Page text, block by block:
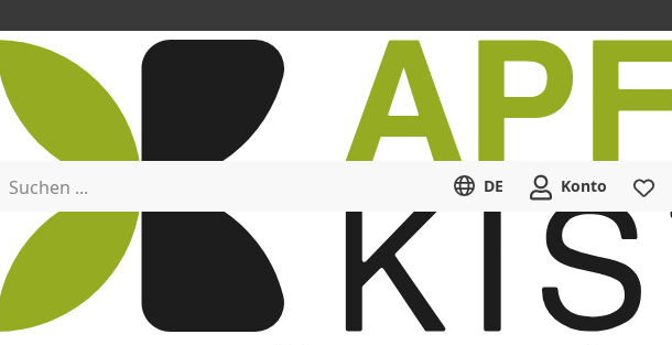
Menü
Suchen ... DE Konto